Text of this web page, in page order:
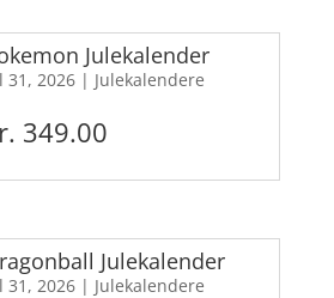
Julekalender
31, 2026| Julekalendere
349.00
Julekalender
31, 2026| Julekalendere